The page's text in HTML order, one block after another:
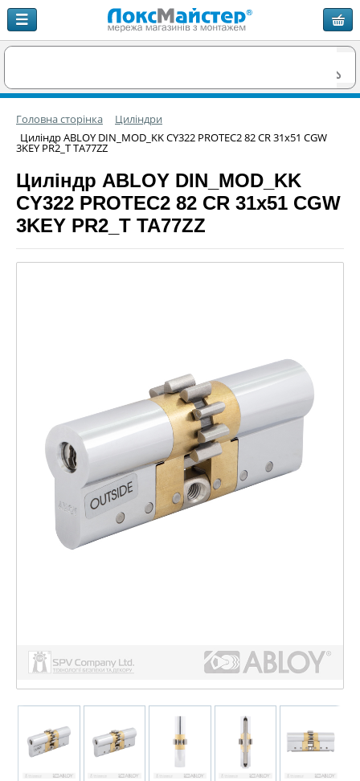
Головна сторінка
Циліндри
Циліндр ABLOY DIN_MOD_KK CY322 PROTEC2 82 CR 31x51 CGW
3KEY PR2_T TA77ZZ
Циліндр ABLOY DIN_MOD_KK
CY322 PROTEC2 82 CR 31x51 CGW
3KEY PR2_T TA77ZZ